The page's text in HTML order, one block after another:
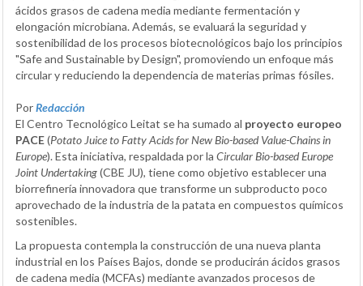
ácidos grasos de cadena media mediante fermentación y
elongación microbiana. Además, se evaluará la seguridad y
sostenibilidad de los procesos biotecnológicos bajo los principios
"Safe and Sustainable by Design", promoviendo un enfoque más
circular y reduciendo la dependencia de materias primas fósiles.
PorRedacción
El Centro Tecnológico Leitat se ha sumado al proyecto europeo
PACE(Potato Juice to Fatty Acids for New Bio-based Value-Chains in
Europe). Esta iniciativa, respaldada por la Circular Bio-based Europe
Joint Undertaking(CBE JU), tiene como objetivo establecer una
biorrefinería innovadora que transforme un subproducto poco
aprovechado de la industria de la patata en compuestos químicos
sostenibles.
La propuesta contempla la construcción de una nueva planta
industrial en los Países Bajos, donde se producirán ácidos grasos
de cadena media (MCFAs) mediante avanzados procesos de